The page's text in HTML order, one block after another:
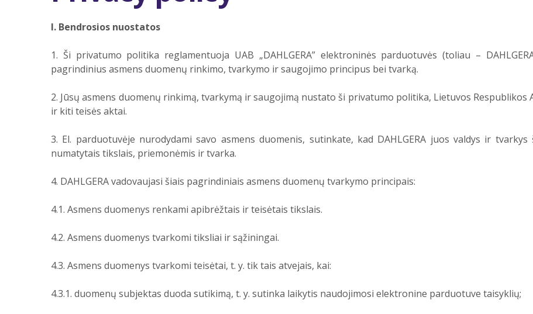
I. Bendrosios nuostatos
1. Ši privatumo politika reglamentuoja UAB „DAHLGERA” elektroninės parduotuvės (toliau –
pagrindinius asmens duomenų rinkimo, tvarkymo ir saugojimo principus bei tvarką.
2. Jūsų asmens duomenų rinkimą, tvarkymą ir saugojimą nustato ši privatumo politika, Lietuvos Respublikos
ir kiti teisės aktai.
3. El. parduotuvėje nurodydami savo asmens duomenis, sutinkate, kad DAHLGERA juos valdys ir
numatytais tikslais, priemonėmis ir tvarka.
4. DAHLGERA vadovaujasi šiais pagrindiniais asmens duomenų tvarkymo principais:
4.1. Asmens duomenys renkami apibrėžtais ir teisėtais tikslais.
4.2. Asmens duomenys tvarkomi tiksliai ir sąžiningai.
4.3. Asmens duomenys tvarkomi teisėtai, t. y. tik tais atvejais, kai:
4.3.1. duomenų subjektas duoda sutikimą, t. y. sutinka laikytis naudojimosi elektronine parduotuve taisyklių;